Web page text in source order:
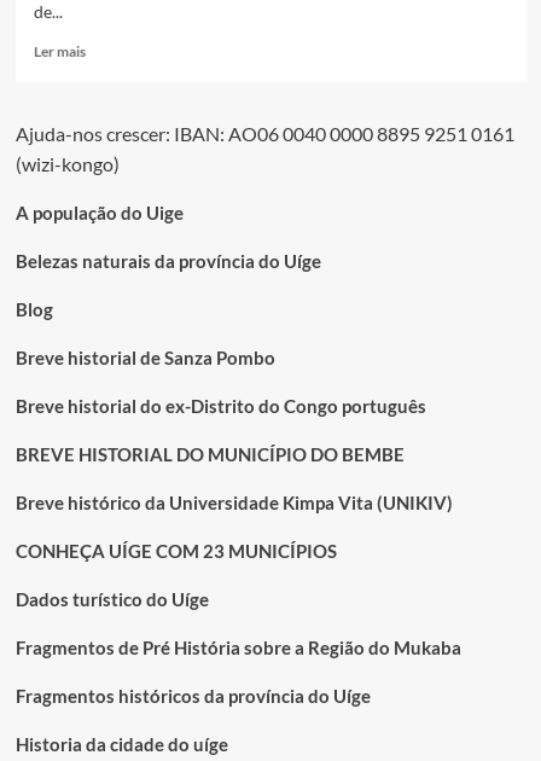
de...
Ler maisLeia
do
Uíge
com
paralisadas
Ajuda-nos crescer: IBAN: AO06 0040 0000 8895 9251 0161
(wizi-kongo)
A população do Uige
Belezas naturais da província do Uíge
Blog
Breve historial de Sanza Pombo
Breve historial do ex-Distrito do Congo português
BREVE HISTORIAL DO MUNICÍPIO DO BEMBE
Breve histórico da Universidade Kimpa Vita (UNIKIV)
CONHEÇA UÍGE COM 23 MUNICÍPIOS
Dados turístico do Uíge
Fragmentos de Pré História sobre a Região do Mukaba
Fragmentos históricos da província do Uíge
Historia da cidade do uíge